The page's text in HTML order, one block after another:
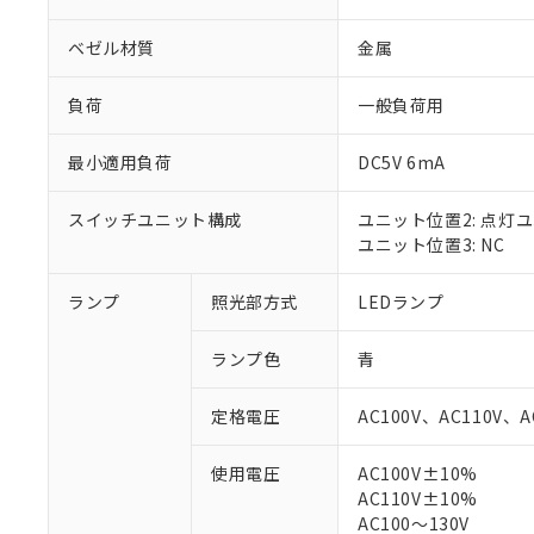
ベゼル材質 金属
負荷 一般負荷用
最小適用負荷 DC5V 6mA
スイッチユニット構成
ユニット位置2: 点灯
ユニット位置3: NC
ランプ 照光部方式 LEDランプ
ランプ色 青
定格電圧 AC100V、AC110V、
使用電圧
AC100V±10%
AC110V±10%
AC100～130V
ご利用条件
※1 対応状況
対応済み：EU
対応予定：EU
対応予定なし：
調査・確認中：
非該当品：ライセ
仕入先様の事情に
※1 中国